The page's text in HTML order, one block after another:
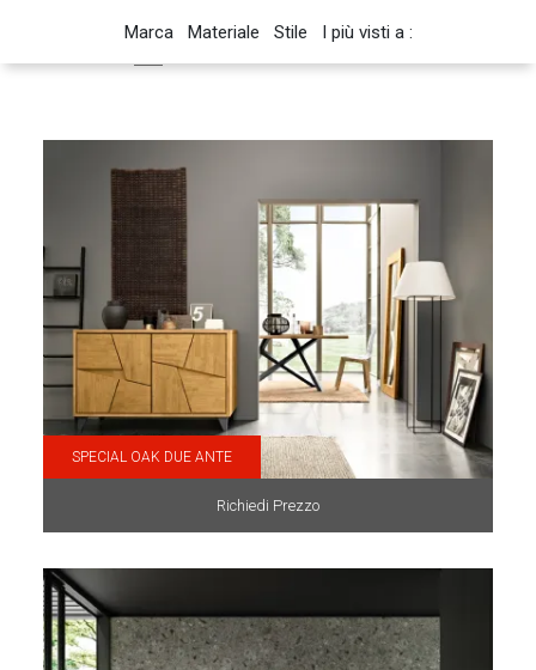
Marca Materiale Stile I più visti a :
SPECIAL OAK DUE ANTE
Richiedi Prezzo